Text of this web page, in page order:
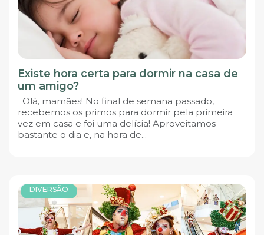
Existe hora certa para dormir na casa de
um amigo?
Olá, mamães! No final de semana passado,
recebemos os primos para dormir pela primeira
vez em casa e foi uma delícia! Aproveitamos
bastante o dia e, na hora de...
DIVERSÃO